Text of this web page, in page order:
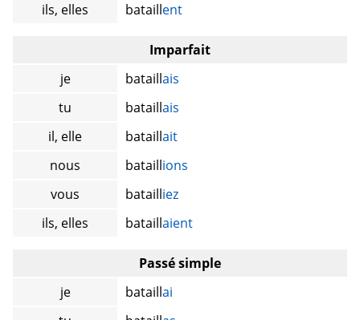
ils, elles
bataillent
Imparfait
je
bataillais
tu
bataillais
il, elle
bataillait
nous
bataillions
vous
batailliez
ils, elles
bataillaient
Passé simple
je
bataillai